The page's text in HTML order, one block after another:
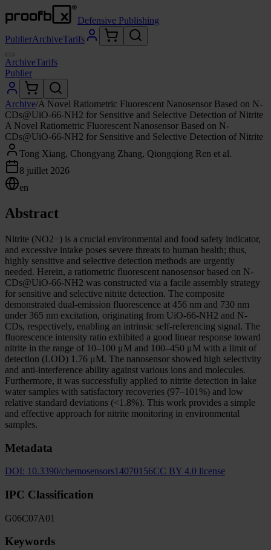
Defensive Publishing
PublierArchiveTarifs
ArchiveTarifs
Publier
Archive/A Novel Ratiometric Fluorescent Nanosensor Based on N-
CDs@UiO-66-NH2 for Sensitive and Selective Detection of Nitrite
A Novel Ratiometric Fluorescent Nanosensor Based on N-
CDs@UiO-66-NH2 for Sensitive and Selective Detection of Nitrite
Tong Xiang, Chongyang Zhang, Qiongqiong Ren et al.
8 juillet 2026
en
Abstract
Nitrite (NO2−) is a crucial environmental and food safety indicator,
and excessive intake poses severe threats to human health; thus,
highly sensitive and selective detection methods are urgently
needed. Herein, a ratiometric fluorescent nanosensor based on N-
CDs@UiO-66-NH2 was constructed via a facile assembly strategy
for sensitive and selective nitrite detection. The composite
demonstrated dual-emission fluorescence at 456 nm and 730 nm
under 365 nm excitation, originating from UiO-66-NH2 and N-
CDs, respectively, enabling an intrinsic self-referencing signal. The
fluorescence intensity ratio exhibited a good linear response toward
nitrite in the range of 10–100 μM and 100–450 μM with a limit of
detection (LOD) 1.76 μM. The nanosensor showed high selectivity
and anti-interference ability against various ions and molecules.
Furthermore, it was successfully applied to nitrite detection in lake
water samples with satisfactory recoveries (97–101%) and low
relative standard deviations (<1.8%). This work provides a simple
and effective approach for nitrite monitoring in environmental
samples.
Metadata
DOI: 10.3390/chemosensors14070156CC BY 4.0 license
IPC Classification
G06C07A01
Keywords